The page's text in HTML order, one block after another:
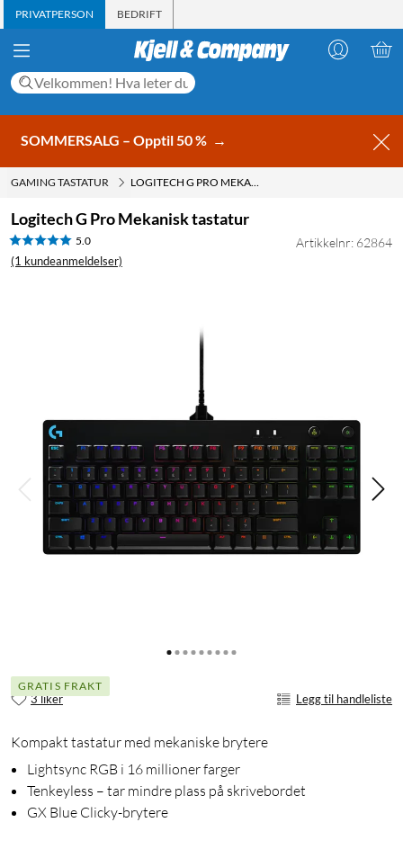
PRIVATPERSON BEDRIFT
SOMMERSALG – Opptil 50 % →
GAMING TASTATUR LOGITECH G PRO MEKANISK TASTATUR
Logitech G Pro Mekanisk tastatur
5.0
(1 kundeanmeldelser)
Artikkelnr: 62864
GRATIS FRAKT
3 liker Legg til handleliste
Kompakt tastatur med mekaniske brytere
Lightsync RGB i 16 millioner farger
Tenkeyless – tar mindre plass på skrivebordet
GX Blue Clicky-brytere